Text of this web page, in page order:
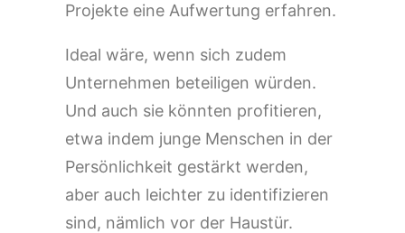
Projekte eine Aufwertung erfahren.
Ideal wäre, wenn sich zudem
Unternehmen beteiligen würden.
Und auch sie könnten profitieren,
etwa indem junge Menschen in der
Persönlichkeit gestärkt werden,
aber auch leichter zu identifizieren
sind, nämlich vor der Haustür.